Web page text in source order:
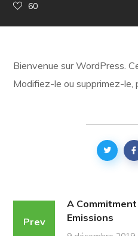
60
Bienvenue sur WordPress.
Modifiez-le ou supprimez-le,
Prev
A
Emissions